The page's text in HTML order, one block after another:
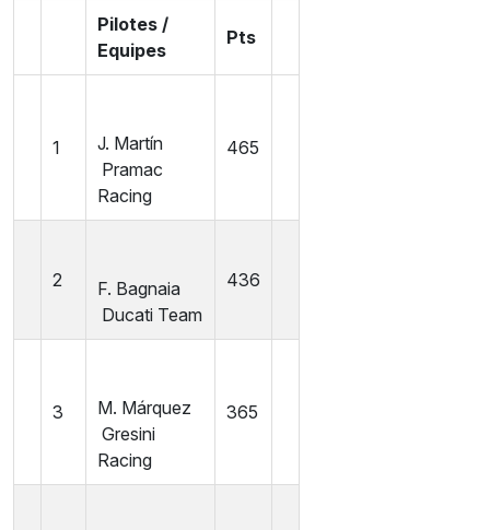
Pilotes /
Equipes
Pts
1
J. Martín
Pramac
Racing
465
2
F. Bagnaia
Ducati Team
436
3
M. Márquez
Gresini
Racing
365